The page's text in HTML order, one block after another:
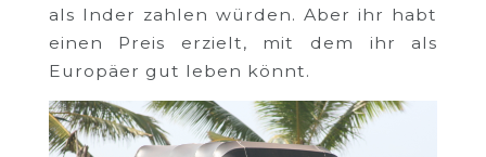
als Inder zahlen würden. Aber ihr habt
einen Preis erzielt, mit dem ihr als
Europäer gut leben könnt.